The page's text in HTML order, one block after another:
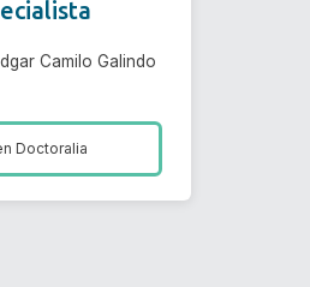
Camilo Galindo
Doctoralia